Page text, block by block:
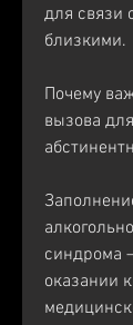
для связи
близкими.
Почему
вызова
синдрома
оказании